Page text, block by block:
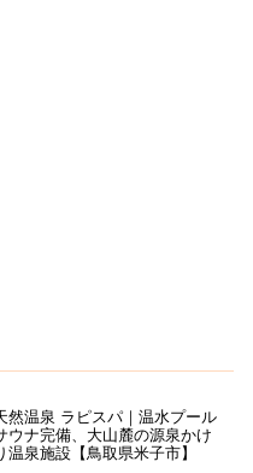
然温泉 ラピスパ｜温水プール
ウナ完備、大山麓の源泉かけ
温泉施設【鳥取県米子市】